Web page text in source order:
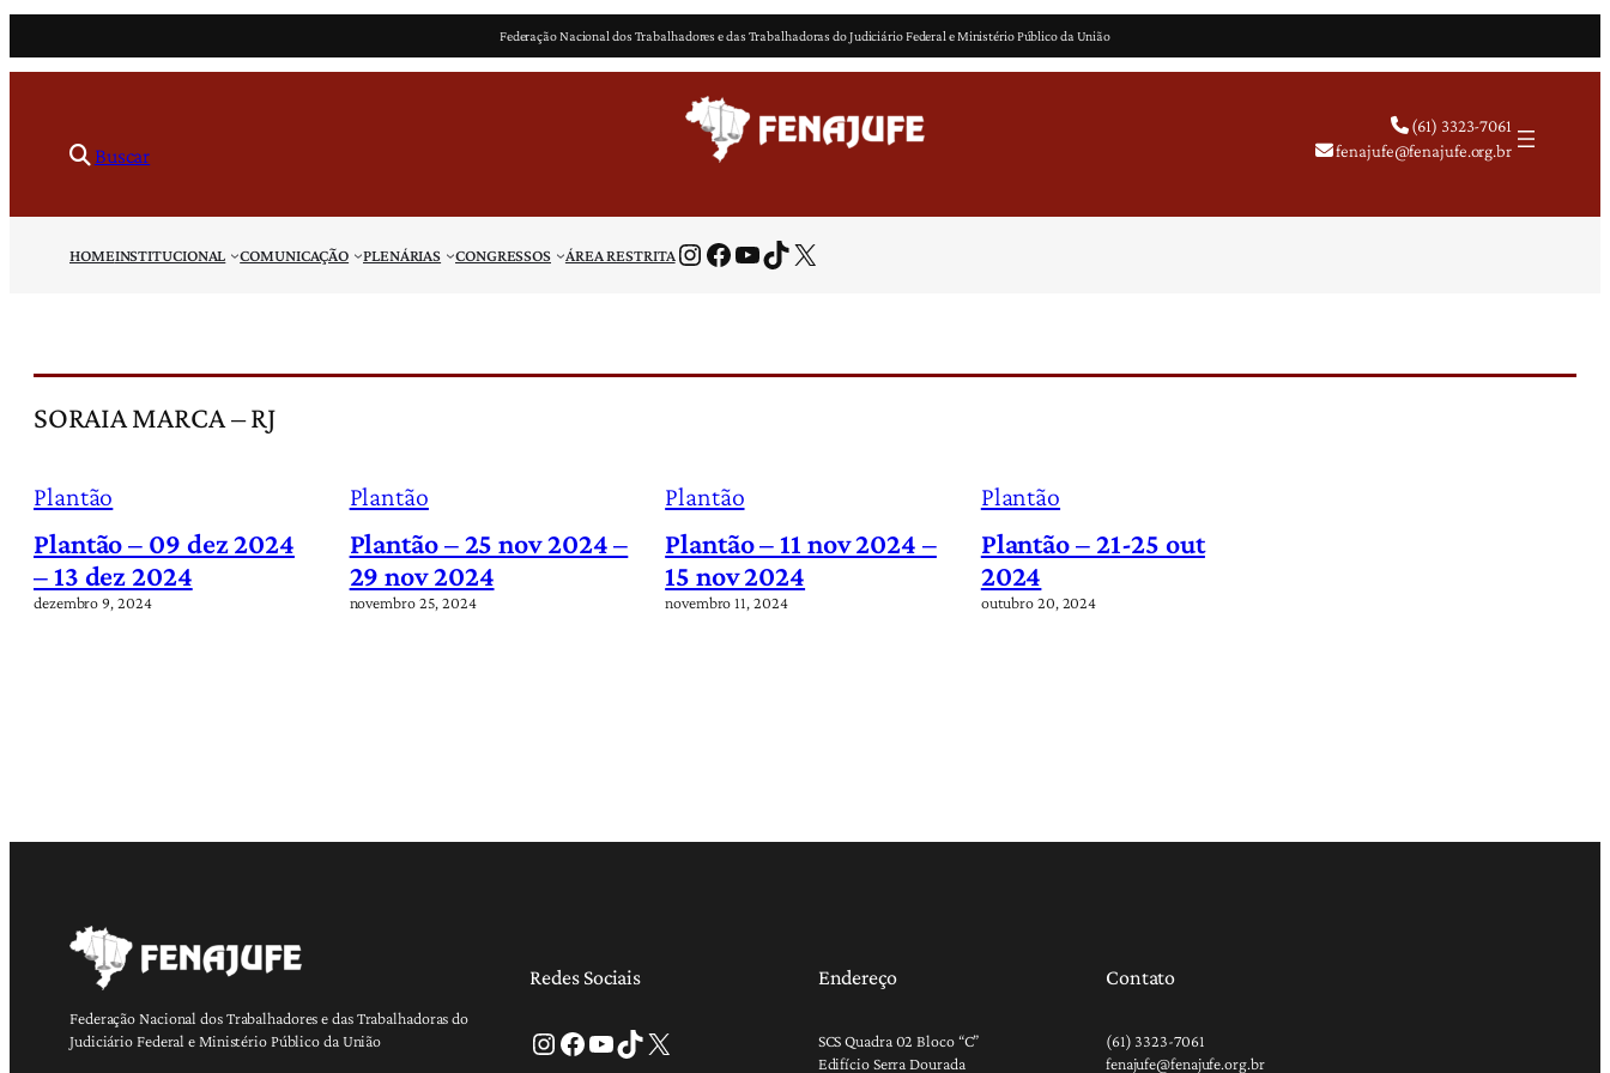
para
conteúdo
Federação Nacional dos Trabalhadores e das Trabalhadoras do Judiciário Federal e Ministério Público da União
Buscar
(61) 3323-7061
fenajufe@fenajufe.org.br
HOMEINSTITUCIONAL COMUNICAÇÃO PLENÁRIAS CONGRESSOS ÁREA RESTRITAInstagram Facebook Youtube TikTok X
SORAIA MARCA – RJ
Plantão
Plantão – 09 dez 2024
– 13 dez 2024
dezembro 9, 2024
Plantão
Plantão – 25 nov 2024 –
29 nov 2024
novembro 25, 2024
Plantão
Plantão – 11 nov 2024 –
15 nov 2024
novembro 11, 2024
Plantão
Plantão – 21-25 out
2024
outubro 20, 2024
Federação Nacional dos Trabalhadores e das Trabalhadoras do
Judiciário Federal e Ministério Público da União
Redes Sociais
Instagram Facebook Youtube TikTok X
Endereço
SCS Quadra 02 Bloco “C”
Edifício Serra Dourada
Contato
(61) 3323-7061
fenajufe@fenajufe.org.br